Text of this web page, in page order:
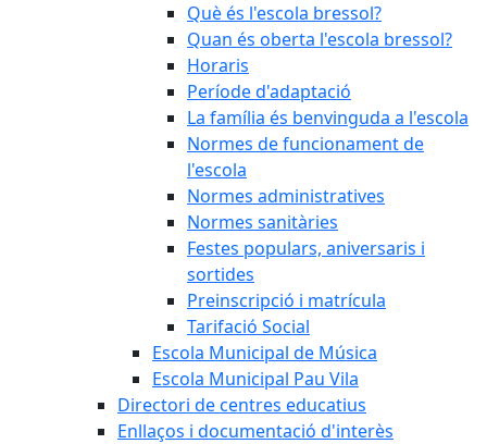
Què és l'escola bressol?
Quan és oberta l'escola bressol?
Horaris
Període d'adaptació
La família és benvinguda a l'escola
Normes de funcionament de
l'escola
Normes administratives
Normes sanitàries
Festes populars, aniversaris i
sortides
Preinscripció i matrícula
Tarifació Social
Escola Municipal de Música
Escola Municipal Pau Vila
Directori de centres educatius
Enllaços i documentació d'interès